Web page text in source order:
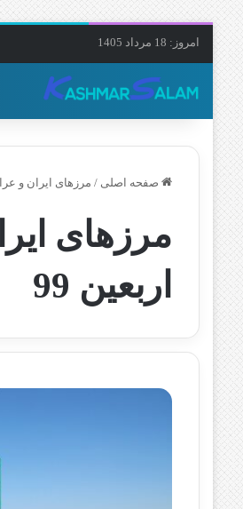
امروز: 18 مرداد 1405
صفحه اصلی / مرزهای ایران و
مرزهای
اربعین 99